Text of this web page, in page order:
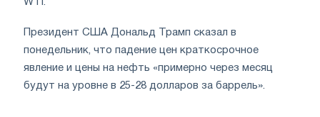
Президент США Дональд Трамп сказал в
понедельник, что падение цен краткосрочное
явление и цены на нефть «примерно через месяц
будут на уровне в 25-28 долларов за баррель».